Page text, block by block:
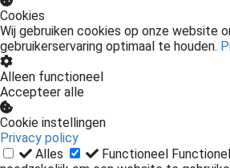
Cookies
Wij gebruiken cookies op onze website
gebruikerservaring optimaal te houden.
Alleen functioneel
Accepteer alle
Cookie instellingen
Privacy policy
Alles
Functioneel